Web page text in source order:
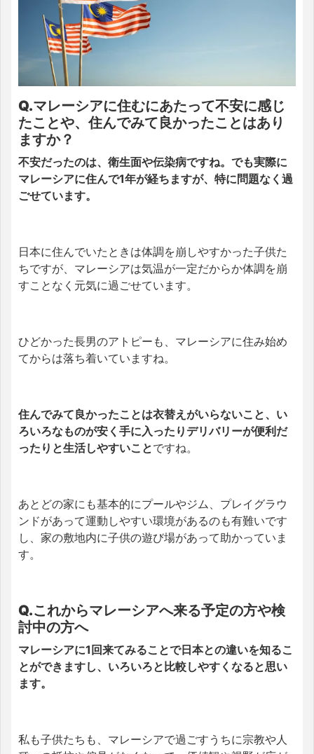
Q.マレーシアに住むにあたって不安に感じ
たことや、住んでみて良かったことはあり
ますか？
不安だったのは、衛生面や伝染病ですね。でも実際に
マレーシアに住んで1年が経ちますが、特に問題なく過
ごせています。
日本に住んでいたときは体調を崩しやすかった子供た
ちですが、マレーシアは気温が一定だからか体調を崩
すことなく元気に過ごせています。
ひどかった長男のアトピーも、マレーシアに住み始め
てからは落ち着いていますね。
住んでみて良かったことは衣替えがいらないこと、い
ろいろなものが安く手に入ったりデリバリーが便利だ
ったりと生活しやすいことですね。
あとどの家にも基本的にプールやジム、プレイグラウ
ンドがあって運動しやすい環境があるのも有難いです
し、家の敷地内に子供の遊び場があって助かっていま
す。
Q.これからマレーシアへ来る予定の方や検
討中の方へ
マレーシアに1回来てみることで日本との違いを知るこ
とができますし、いろいろと比較しやすくなると思い
ます。
私も子供たちも、マレーシアで過ごすうちに宗教や人